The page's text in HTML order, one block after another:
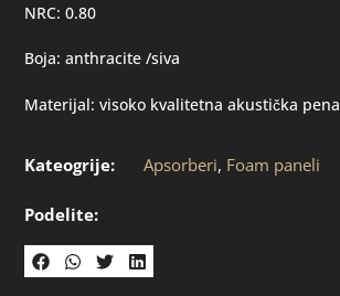
NRC: 0.80
Boja: anthracite /siva
Materijal: visoko kvalitetna akustička pena
Kateogrije: Apsorberi, Foam paneli
Podelite: